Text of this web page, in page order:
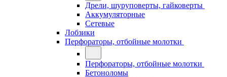
Дрели, шуруповерты, гайковерты
Аккумуляторные
Сетевые
Лобзики
Перфораторы, отбойные молотки
Перфораторы, отбойные молотки
Бетоноломы